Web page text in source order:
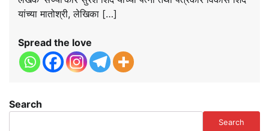
यांच्या मातोश्री, लेखिका […]
Spread the love
Search
Search